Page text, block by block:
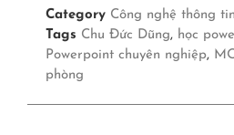
Category Công nghệ thông tin
Tags Chu Đức Dũng, học
Powerpoint chuyên nghiệp,
phòng